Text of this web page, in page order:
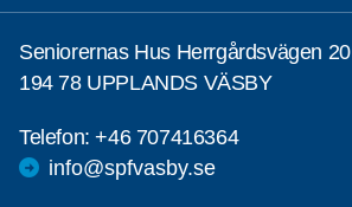
Seniorernas Hus Herrgårdsvägen 20
194 78 UPPLANDS VÄSBY
Telefon:+46 707416364
info@spfvasby.se